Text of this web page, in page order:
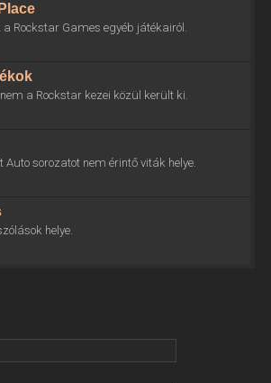
Rockstar Games egyéb játékairól.
a Rockstar kezei közül került ki.
Auto sorozatot nem érintő viták helye.
helye.